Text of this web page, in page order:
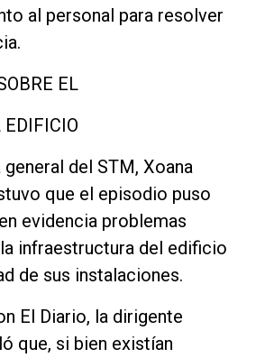
al personal para resolver
EL
EDIFICIO
del STM, Xoana
que el episodio puso
evidencia problemas
infraestructura del edificio
de sus instalaciones.
El Diario, la dirigente
que, si bien existían